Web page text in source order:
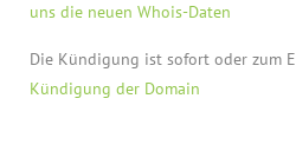
uns die neuen Whois-Daten
Die Kündigung ist sofort oder zum
Kündigung der Domain